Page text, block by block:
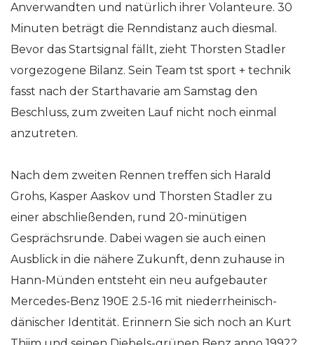
Anverwandten und natürlich ihrer Volanteure. 30
Minuten beträgt die Renndistanz auch diesmal.
Bevor das Startsignal fällt, zieht Thorsten Stadler
vorgezogene Bilanz. Sein Team tst sport + technik
fasst nach der Starthavarie am Samstag den
Beschluss, zum zweiten Lauf nicht noch einmal
anzutreten.
Nach dem zweiten Rennen treffen sich Harald
Grohs, Kasper Aaskov und Thorsten Stadler zu
einer abschließenden, rund 20-minütigen
Gesprächsrunde. Dabei wagen sie auch einen
Ausblick in die nähere Zukunft, denn zuhause in
Hann-Münden entsteht ein neu aufgebauter
Mercedes-Benz 190E 2.5-16 mit niederrheinisch-
dänischer Identität. Erinnern Sie sich noch an Kurt